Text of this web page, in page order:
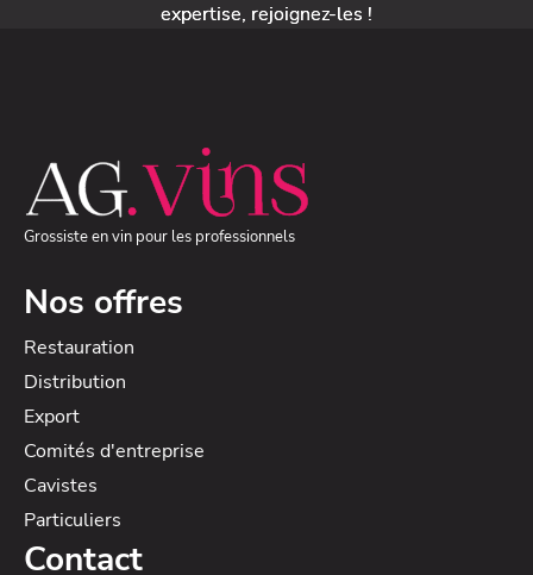
expertise, rejoignez-les !
Grossiste en vin pour les professionnels
Nos offres
Restauration
Distribution
Export
Comités d'entreprise
Cavistes
Particuliers
Contact